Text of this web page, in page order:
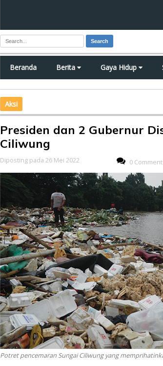
Search
Beranda Berita Gaya Hidup
Aksi
Presiden dan 2 Gubernur
Ciliwung
Diposting pada 26 Mei 2022 0
Potret pencemaran Sungai Ciliwung yang